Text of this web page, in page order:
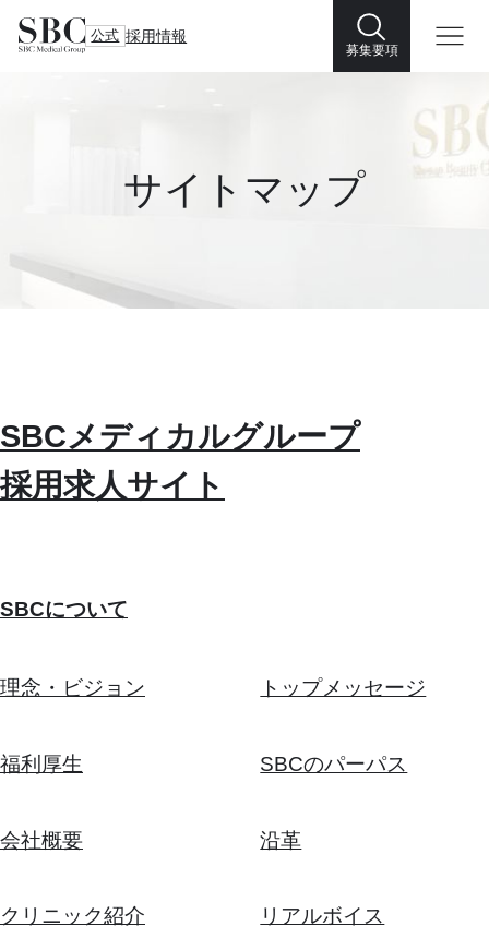
公式 採用情報
募集要項
サイトマップ
SBCメディカルグループ
採用求人サイト
SBCについて
理念・ビジョン トップメッセージ
福利厚生 SBCのパーパス
会社概要 沿革
クリニック紹介 リアルボイス